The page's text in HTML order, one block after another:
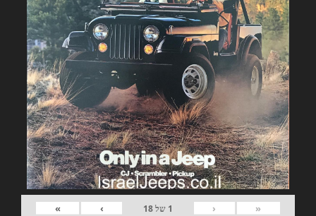
«
‹
1 של18
›
»